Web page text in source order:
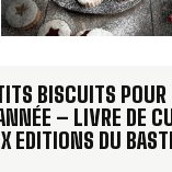
BISCUITS POUR
– LIVRE DE
EDITIONS DU